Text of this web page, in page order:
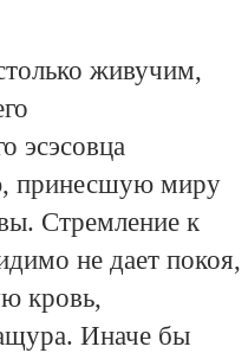
живучим,
эсэсовца
принесшую миру
Стремление к
не дает покоя,
кровь,
Иначе бы